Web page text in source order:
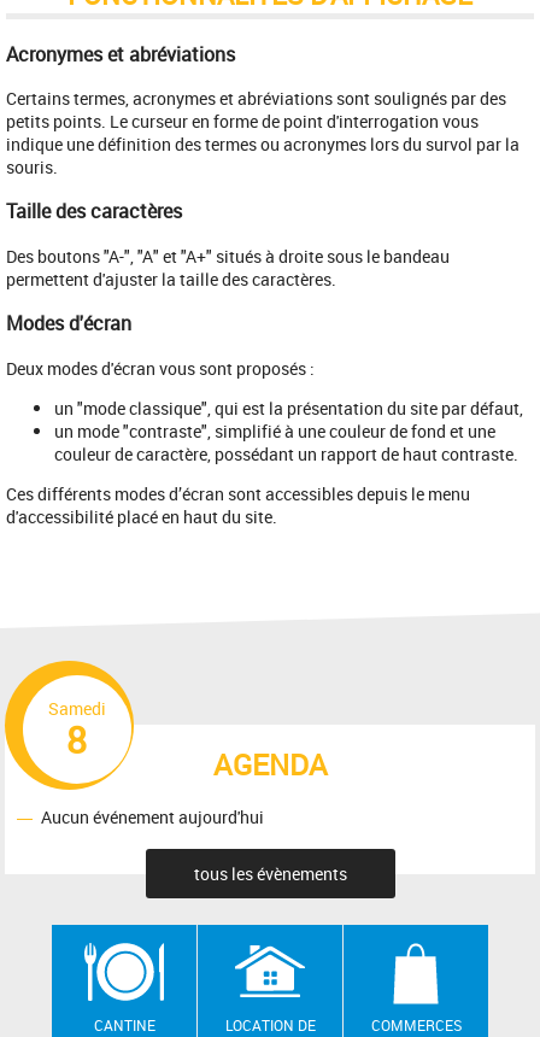
Acronymes et abréviations
Certains termes, acronymes et abréviations sont soulignés par des
petits points. Le curseur en forme de point d'interrogation vous
indique une définition des termes ou acronymes lors du survol par la
souris.
Taille des caractères
Des boutons "A-", "A" et "A+" situés à droite sous le bandeau
permettent d'ajuster la taille des caractères.
Modes d'écran
Deux modes d'écran vous sont proposés :
un "mode classique", qui est la présentation du site par défaut,
un mode "contraste", simplifié à une couleur de fond et une
couleur de caractère, possédant un rapport de haut contraste.
Ces différents modes d’écran sont accessibles depuis le menu
d'accessibilité placé en haut du site.
AGENDA
Samedi
8
Aucun événement aujourd'hui
tous les évènements
CANTINE
LOCATION DE
COMMERCES